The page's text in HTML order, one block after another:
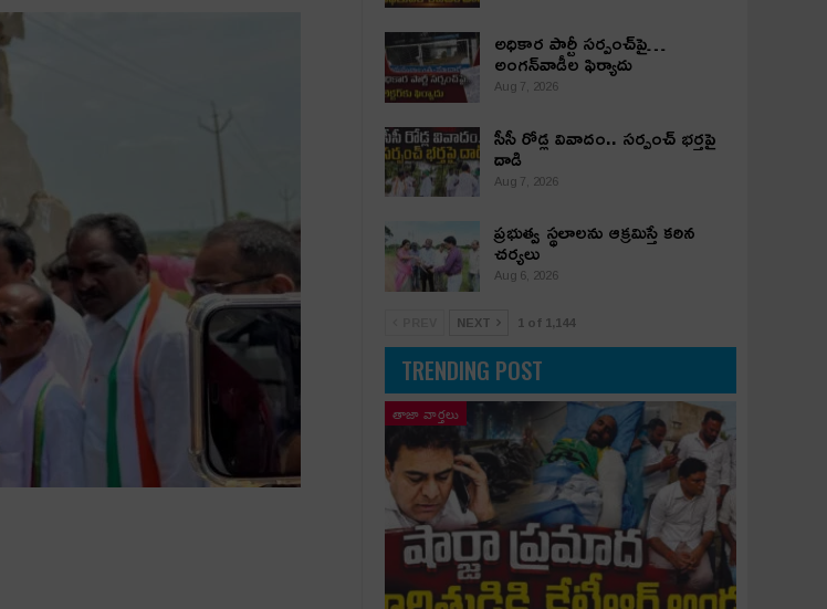
అధికార పార్టీ స‌ర్పంచ్‌పై…
అంగ‌న్‌వాడీల ఫిర్యాదు
Aug 7, 2026
సీసీ రోడ్ల వివాదం.. స‌ర్పంచ్ భ‌ర్త‌పై
దాడి
Aug 7, 2026
ప్రభుత్వ స్థలాలను ఆక్రమిస్తే కఠిన
చర్యలు
Aug 6, 2026
NEXT 1 of 1,144
TRENDING POST
తాజా వార్తలు